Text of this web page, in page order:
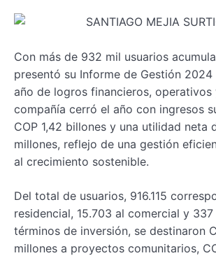
Con más de 932 mil usuarios
presentó su Informe de Gestión
año de logros financieros, operativos
compañía cerró el año con ingresos
COP 1,42 billones y una utilidad neta
millones, reflejo de una gestión
al crecimiento sostenible.
Del total de usuarios, 916.115
residencial, 15.703 al comercial y
términos de inversión, se destinaron
millones a proyectos comunitarios,